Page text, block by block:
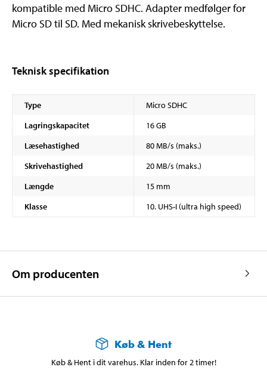
kompatible med Micro SDHC. Adapter medfølger for
Micro SD til SD. Med mekanisk skrivebeskyttelse.
Teknisk specifikation
Type
Micro SDHC
Lagringskapacitet
16 GB
Læsehastighed
80 MB/s (maks.)
Skrivehastighed
20 MB/s (maks.)
Længde
15 mm
Klasse
10. UHS-I (ultra high speed)
Om producenten
Køb & Hent
Køb & Hent i dit varehus. Klar inden for 2 timer!